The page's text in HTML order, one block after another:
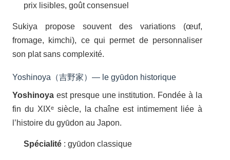
prix lisibles, goût consensuel
Sukiya propose souvent des variations (œuf,
fromage, kimchi), ce qui permet de personnaliser
son plat sans complexité.
Yoshinoya（吉野家）— le gyūdon historique
Yoshinoya est presque une institution. Fondée à la
fin du XIXᵉ siècle, la chaîne est intimement liée à
l’histoire du gyūdon au Japon.
Spécialité : gyūdon classique